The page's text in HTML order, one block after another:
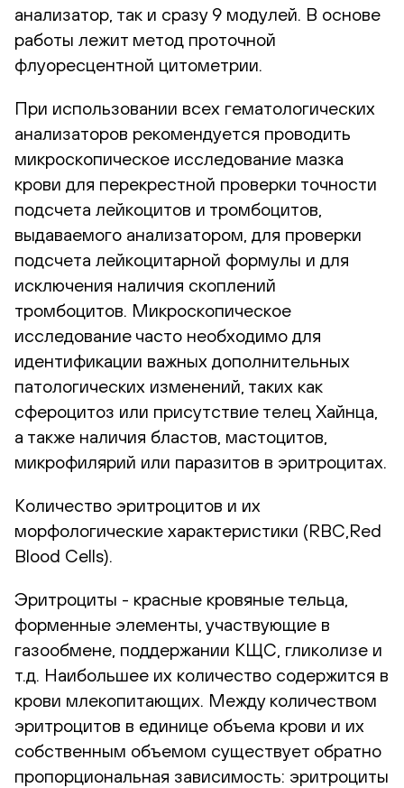
анализатор, так и сразу 9 модулей. В основе
работы лежит метод проточной
флуоресцентной цитометрии.
При использовании всех гематологических
анализаторов рекомендуется проводить
микроскопическое исследование мазка
крови для перекрестной проверки точности
подсчета лейкоцитов и тромбоцитов,
выдаваемого анализатором, для проверки
подсчета лейкоцитарной формулы и для
исключения наличия скоплений
тромбоцитов. Микроскопическое
исследование часто необходимо для
идентификации важных дополнительных
патологических изменений, таких как
сфероцитоз или присутствие телец Хайнца,
а также наличия бластов, мастоцитов,
микрофилярий или паразитов в эритроцитах.
Количество эритроцитов и их
морфологические характеристики (RBC,Red
Blood Cells).
Эритроциты - красные кровяные тельца,
форменные элементы, участвующие в
газообмене, поддержании КЩС, гликолизе и
т.д. Наибольшее их количество содержится в
крови млекопитающих. Между количеством
эритроцитов в единице объема крови и их
собственным объемом существует обратно
пропорциональная зависимость: эритроциты